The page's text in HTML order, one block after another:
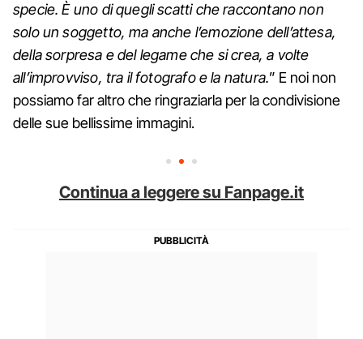
specie. È uno di quegli scatti che raccontano non
solo un soggetto, ma anche l’emozione dell’attesa,
della sorpresa e del legame che si crea, a volte
all’improvviso, tra il fotografo e la natura.” E noi non
possiamo far altro che ringraziarla per la condivisione
delle sue bellissime immagini.
Continua a leggere su Fanpage.it